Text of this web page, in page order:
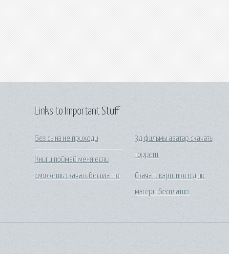
Links to Important Stuff
Без сына не приходи
Книги поймай меня если
сможешь скачать бесплатно
3д фильмы аватар скачать
торрент
Скачать картинки к дню
матери бесплатно